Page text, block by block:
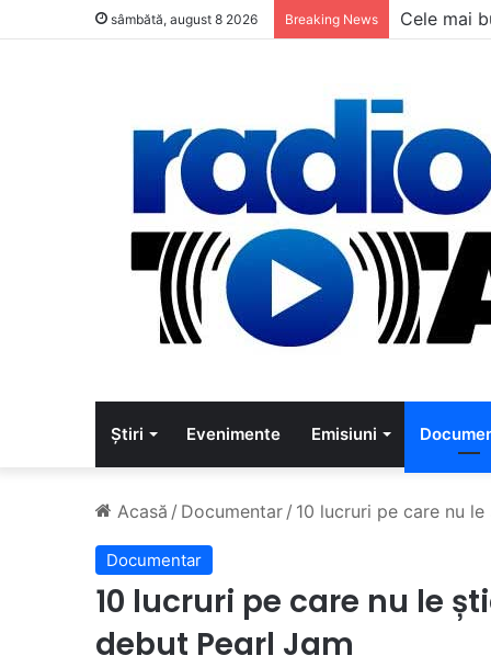
sâmbătă, august 8 2026 Breaking News Cele mai
Știri Evenimente Emisiuni
Acasă / Documentar / 10 lucruri pe care nu le
Documentar
10 lucruri pe care nu le
debut Pearl Jam